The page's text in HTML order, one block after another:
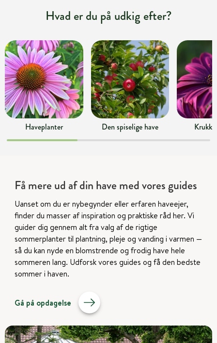
Hvad er du på udkig efter?
Haveplanter Den spiselige have
Få mere ud af din have med vores guides
Uanset om du er nybegynder eller erfaren haveejer,
finder du masser af inspiration og praktiske råd her. Vi
guider dig gennem alt fra valg af de rigtige
sommerplanter til plantning, pleje og vanding i varmen —
så du kan nyde en blomstrende og frodig have hele
sommeren lang. Udforsk vores guides og få den bedste
sommer i haven.
Gå på opdagelse